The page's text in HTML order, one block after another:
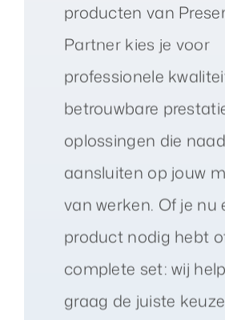
producten van
Partner kies je voor
professionele
betrouwbare
oplossingen die
aansluiten op jouw
van werken. Of je nu
product nodig hebt
complete set: wij
graag de juiste